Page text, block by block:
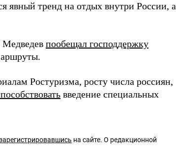
явный тренд на отдых внутри России, а
пообещал господдержку
Ростуризма, росту числа россиян,
введение специальных
на сайте. О редакционной